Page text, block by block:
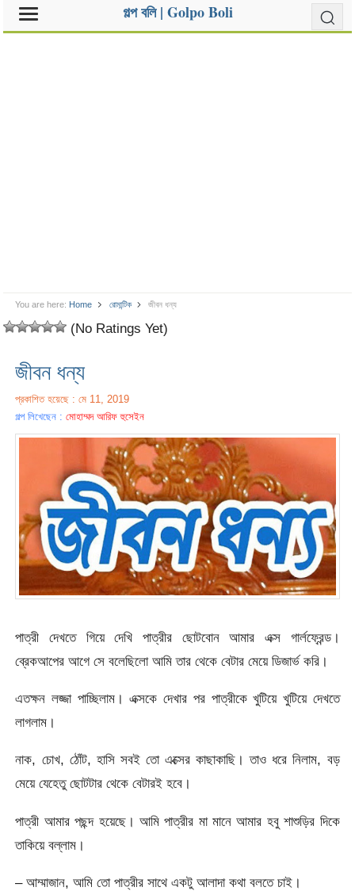
গল্প বলি | Golpo Boli
You are here: Home রোমান্টিক জীবন ধন্য
(No Ratings Yet)
জীবন ধন্য
প্রকাশিত হয়েছে : মে 11, 2019
গল্প লিখেছেন :মোহাম্মদ আরিফ হুসেইন
পাত্রী দেখতে গিয়ে দেখি পাত্রীর ছোটবোন আমার এক্স গার্লফ্রেন্ড।
ব্রেকআপের আগে সে বলেছিলো আমি তার থেকে বেটার মেয়ে ডিজার্ভ করি।
এতক্ষন লজ্জা পাচ্ছিলাম। এক্সকে দেখার পর পাত্রীকে খুটিয়ে খুটিয়ে দেখতে
লাগলাম।
নাক, চোখ, ঠোঁট, হাসি সবই তো এক্সের কাছাকাছি। তাও ধরে নিলাম, বড়
মেয়ে যেহেতু ছোটটার থেকে বেটারই হবে।
পাত্রী আমার পছন্দ হয়েছে। আমি পাত্রীর মা মানে আমার হবু শাশুড়ির দিকে
তাকিয়ে বল্লাম।
– আম্মাজান, আমি তো পাত্রীর সাথে একটু আলাদা কথা বলতে চাই।